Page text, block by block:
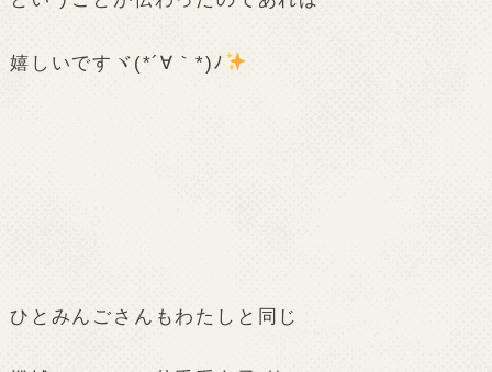
嬉しいですヾ(*´∀｀*)ﾉ
ひとみんごさんもわたしと同じ